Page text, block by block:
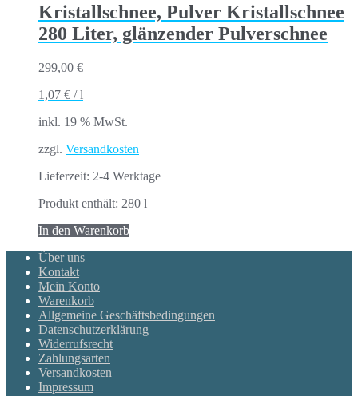
Kristallschnee, Pulver Kristallschnee
280 Liter, glänzender Pulverschnee
299,00 €
1,07 € /l
inkl. 19 % MwSt.
zzgl. Versandkosten
Lieferzeit: 2-4 Werktage
Produkt enthält: 280 l
In den Warenkorb
Über uns
Kontakt
Mein Konto
Warenkorb
Allgemeine Geschäftsbedingungen
Datenschutzerklärung
Widerrufsrecht
Zahlungsarten
Versandkosten
Impressum